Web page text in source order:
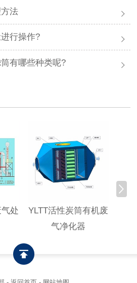
法
行操作?
有哪些种类呢?
处
YLTT活性炭筒有机废
气净化器